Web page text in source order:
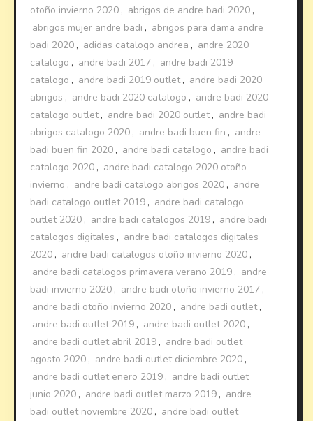
otoño invierno 2020 , abrigos de andre badi 2020 ,
abrigos mujer andre badi , abrigos para dama andre
badi 2020 , adidas catalogo andrea , andre 2020
catalogo , andre badi 2017 , andre badi 2019
catalogo , andre badi 2019 outlet, andre badi 2020
abrigos , andre badi 2020 catalogo , andre badi 2020
catalogo outlet, andre badi 2020 outlet, andre badi
abrigos catalogo 2020 , andre badi buen fin , andre
badi buen fin 2020 , andre badi catalogo , andre badi
catalogo 2020 , andre badi catalogo 2020 otoño
invierno , andre badi catalogo abrigos 2020 , andre
badi catalogo outlet 2019 , andre badi catalogo
outlet 2020 , andre badi catalogos 2019 , andre badi
catalogos digitales , andre badi catalogos digitales
2020 , andre badi catalogos otoño invierno 2020 ,
andre badi catalogos primavera verano 2019 , andre
badi invierno 2020 , andre badi otoño invierno 2017 ,
andre badi otoño invierno 2020 , andre badi outlet,
andre badi outlet 2019 , andre badi outlet 2020 ,
andre badi outlet abril 2019 , andre badi outlet
agosto 2020 , andre badi outlet diciembre 2020 ,
andre badi outlet enero 2019 , andre badi outlet
junio 2020 , andre badi outlet marzo 2019 , andre
badi outlet noviembre 2020 , andre badi outlet